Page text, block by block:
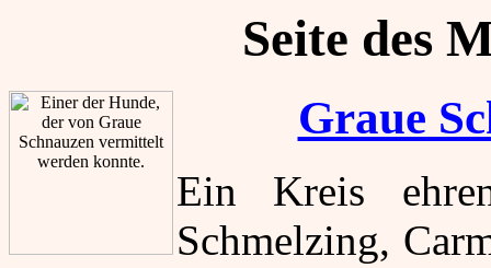
Seite des
Graue
Ein Kreis
Schmelzing,